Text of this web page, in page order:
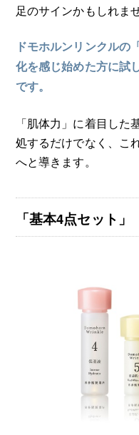
足のサインかもしれませ
ドモホルンリンクルの
化を感じ始めた方に試
です。
「肌体力」に着目し
処するだけでなく、こ
へと導きます。
「基本4点セット